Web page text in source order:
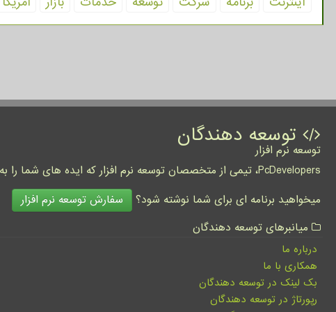
توسعه دهندگان
توسعه نرم افزار
PcDevelopers، تیمی از متخصصان توسعه نرم افزار که ایده های شما را به واقعیت تبدیل نموده و کسب و کار شما را متحول می کنند.
میخواهید برنامه ای برای شما نوشته شود؟
سفارش توسعه نرم افزار
میانبرهای توسعه دهندگان
درباره ما
همکاری با ما
بک لینک در توسعه دهندگان
رپورتاژ در توسعه دهندگان